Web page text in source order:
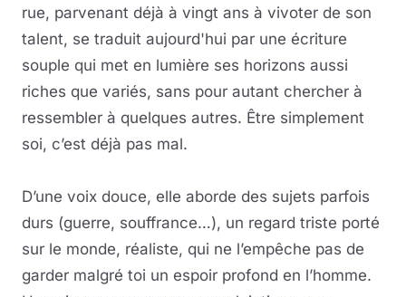
rue, parvenant déjà à vingt ans à vivoter de son
talent, se traduit aujourd'hui par une écriture
souple qui met en lumière ses horizons aussi
riches que variés, sans pour autant chercher à
ressembler à quelques autres. Être simplement
soi, c’est déjà pas mal.
D’une voix douce, elle aborde des sujets parfois
durs (guerre, souffrance…), un regard triste porté
sur le monde, réaliste, qui ne l’empêche pas de
garder malgré toi un espoir profond en l’homme.